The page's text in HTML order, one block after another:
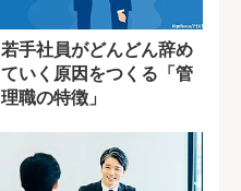
若手社員がどんどん辞め
ていく原因をつくる「管
理職の特徴」